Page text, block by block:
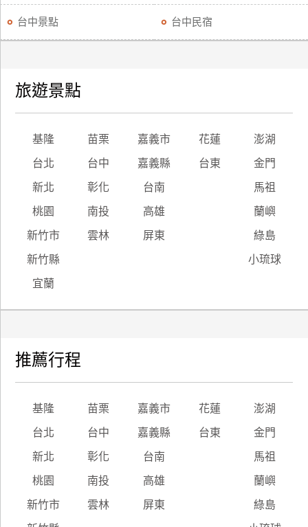
台中景點 台中民宿
旅遊景點
基隆 苗栗 嘉義市 花蓮 澎湖
台北 台中 嘉義縣 台東 金門
新北 彰化 台南 馬祖
桃園 南投 高雄 蘭嶼
新竹市 雲林 屏東 綠島
新竹縣 小琉球
宜蘭
推薦行程
基隆 苗栗 嘉義市 花蓮 澎湖
台北 台中 嘉義縣 台東 金門
新北 彰化 台南 馬祖
桃園 南投 高雄 蘭嶼
新竹市 雲林 屏東 綠島